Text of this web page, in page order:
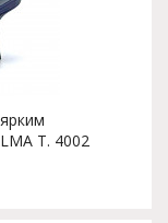
T. 4002